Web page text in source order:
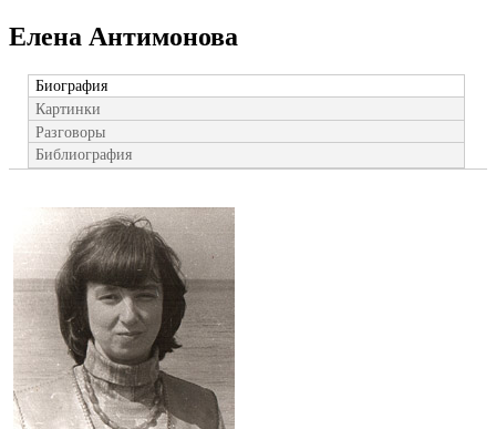
Елена Антимонова
Биография
Картинки
Разговоры
Библиография